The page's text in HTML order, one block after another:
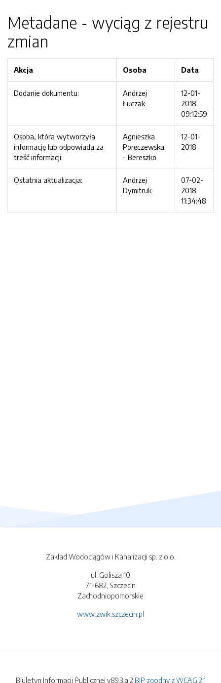
Metadane - wyciąg z rejestru
zmian
Akcja Osoba Data
Dodanie dokumentu:
Andrzej
Łuczak
12-01-
2018
09:12:59
Osoba, która wytworzyła
informację lub odpowiada za
treść informacji:
Agnieszka
Poręczewska
- Bereszko
12-01-
2018
Ostatnia aktualizacja:
Andrzej
Dymitruk
07-02-
2018
11:34:48
Zakład Wodociągów i Kanalizacji sp. z o.o.
ul. Golisza 10
71-682, Szczecin
Zachodniopomorskie
www.zwik.szczecin.pl
Biuletyn Informacji Publicznej v89.3.a.2 BIP zgodny z WCAG 2.1